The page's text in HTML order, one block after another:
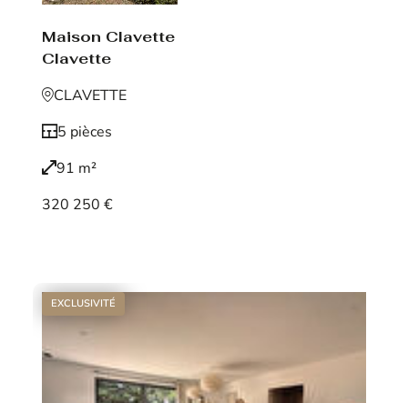
Maison Clavette
Clavette
CLAVETTE
5 pièces
91 m²
320 250 €
EXCLUSIVITÉ